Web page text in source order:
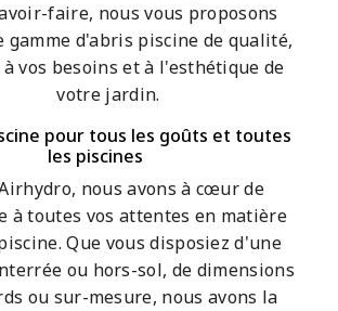
faire, nous vous proposons
gamme d'abris piscine de qualité,
vos besoins et à l'esthétique de
votre jardin.
pour tous les goûts et toutes
les piscines
nous avons à cœur de
à toutes vos attentes en matière
Que vous disposiez d'une
ou hors-sol, de dimensions
ou sur-mesure, nous avons la